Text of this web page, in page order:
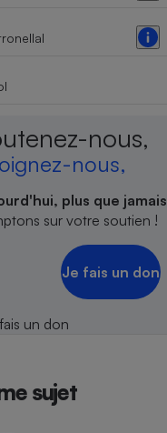
nous,
nous,
plus que jamais
sur votre soutien !
Je fais un don
sujet